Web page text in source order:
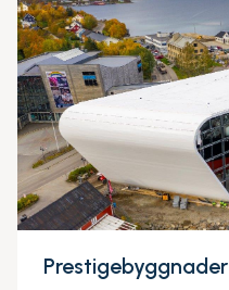
Prestigebyggnader